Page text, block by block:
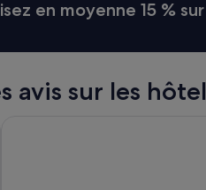
en moyenne 15 %
avis sur les